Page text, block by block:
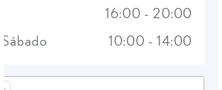
16:00 - 20:00
Sábado
10:00 - 14:00